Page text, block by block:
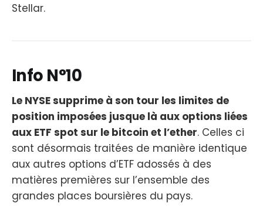
Stellar.
Info N°10
Le NYSE supprime à son tour les limites de
position imposées jusque là aux options liées
aux ETF spot sur le bitcoin et l’ether. Celles ci
sont désormais traitées de manière identique
aux autres options d’ETF adossés à des
matières premières sur l’ensemble des
grandes places boursières du pays.